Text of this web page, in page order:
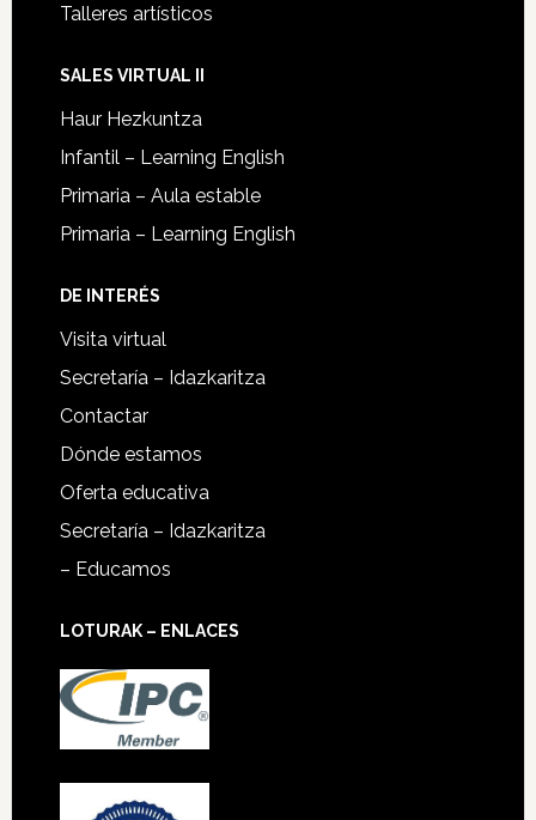
Talleres artísticos
SALES VIRTUAL II
Haur Hezkuntza
Infantil – Learning English
Primaria – Aula estable
Primaria – Learning English
DE INTERÉS
Visita virtual
Secretaría – Idazkaritza
Contactar
Dónde estamos
Oferta educativa
Secretaría – Idazkaritza
– Educamos
LOTURAK – ENLACES